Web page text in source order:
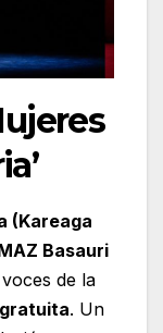
(Kareaga
Basauri
de la
gratuita. Un